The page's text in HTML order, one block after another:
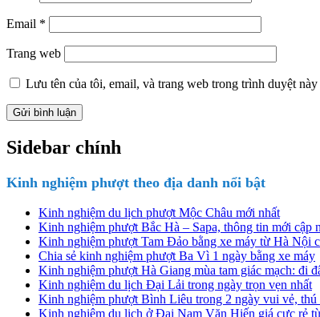
Email *
Trang web
Lưu tên của tôi, email, và trang web trong trình duyệt
Sidebar chính
Kinh nghiệm phượt theo địa danh nổi bật
Kinh nghiệm du lịch phượt Mộc Châu mới nhất
Kinh nghiệm phượt Bắc Hà – Sapa, thông tin mới cập
Kinh nghiệm phượt Tam Đảo bằng xe máy từ Hà Nội
Chia sẻ kinh nghiệm phượt Ba Vì 1 ngày bằng xe máy
Kinh nghiệm phượt Hà Giang mùa tam giác mạch: đi
Kinh nghiệm du lịch Đại Lải trong ngày trọn vẹn nhất
Kinh nghiệm phượt Bình Liêu trong 2 ngày vui vẻ, thú
Kinh nghiệm du lịch ở Đại Nam Văn Hiến giá cực rẻ